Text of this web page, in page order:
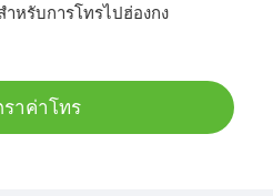
หรับการโทรไปฮ่องกง
าค่าโทร